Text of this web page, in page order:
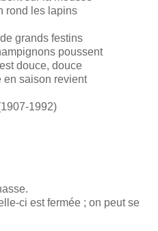
rond les lapins
grands festins
poussent
douce, douce
en saison revient
1992)
ci est fermée ; on peut se